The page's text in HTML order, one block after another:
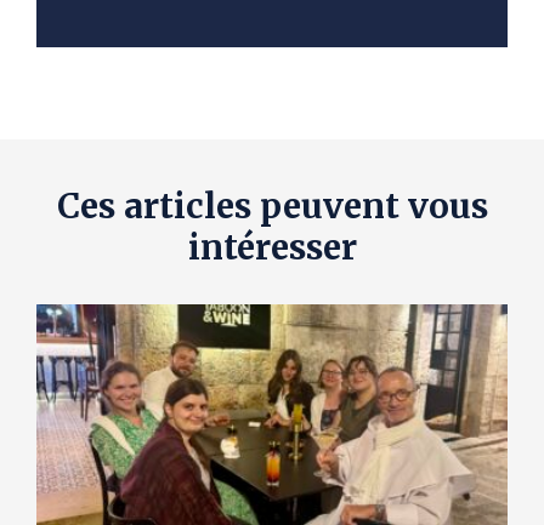
Ces articles peuvent vous
intéresser